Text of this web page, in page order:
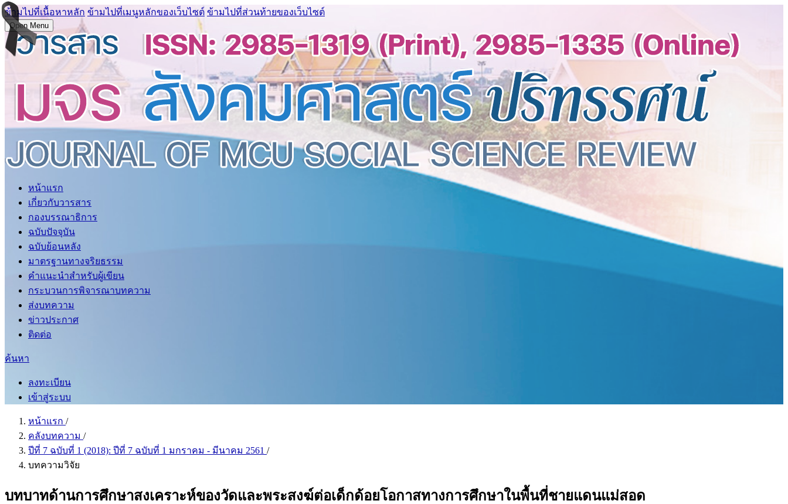
ข้ามไปที่เนื้อหาหลัก ข้ามไปที่เมนูหลักของเว็บไซต์ ข้ามไปที่ส่วนท้ายของเว็บไซต์
Open Menu
หน้าแรก
เกี่ยวกับวารสาร
กองบรรณาธิการ
ฉบับปัจจุบัน
ฉบับย้อนหลัง
มาตรฐานทางจริยธรรม
คำแนะนำสำหรับผู้เขียน
กระบวนการพิจารณาบทความ
ส่งบทความ
ข่าวประกาศ
ติดต่อ
ค้นหา
ลงทะเบียน
เข้าสู่ระบบ
หน้าแรก /
คลังบทความ /
ปีที่ 7 ฉบับที่ 1 (2018): ปีที่ 7 ฉบับที่ 1 มกราคม - มีนาคม 2561 /
บทความวิจัย
บทบาทด้านการศึกษาสงเคราะห์ของวัดและพระสงฆ์ต่อเด็กด้อยโอกาสทางการศึกษาในพื้นที่ชายแดนแม่สอด